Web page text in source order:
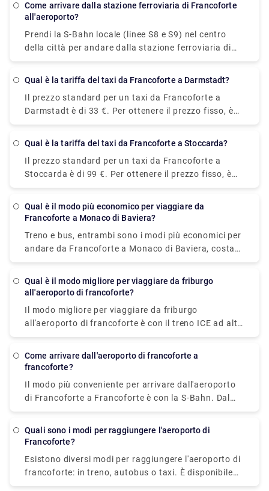
minuti.
Come arrivare dalla stazione ferroviaria di Francoforte
all'aeroporto?
Prendi la S-Bahn locale (linee S8 e S9) nel centro
della città per andare dalla stazione ferroviaria di
Francoforte all'aeroporto. Ci vorranno circa 12
Qual è la tariffa del taxi da Francoforte a Darmstadt?
Il prezzo standard per un taxi da Francoforte a
Darmstadt è di 33 €. Per ottenere il prezzo fisso, è
necessario inserire le informazioni esatte (numero di
da cui si prenota il taxi. Per prenotare un
trasferimento a prezzo fisso da Francoforte a
Darmstadt, visita il nostro sito Web, ovvero Rydeu.
Qual è la tariffa del taxi da Francoforte a Stoccarda?
Il prezzo standard per un taxi da Francoforte a
Stoccarda è di 99 €. Per ottenere il prezzo fisso, è
necessario inserire le informazioni esatte (numero di
da cui si prenota il taxi.
Qual è il modo più economico per viaggiare da
Francoforte a Monaco di Baviera?
Treno e bus, entrambi sono i modi più economici per
andare da Francoforte a Monaco di Baviera, costa
tra €17 - €26.
Qual è il modo migliore per viaggiare da friburgo
all'aeroporto di francoforte?
Il modo migliore per viaggiare da friburgo
all'aeroporto di francoforte è con il treno ICE ad alta
velocità dalla stazione a lunga percorrenza
€ 30.
Come arrivare dall'aeroporto di francoforte a
francoforte?
Il modo più conveniente per arrivare dall'aeroporto
di Francoforte a Francoforte è con la S-Bahn. Dal
Terminal 1 sotto Regionalbahnhof, partono le linee
stazioni dall'aeroporto di Francoforte sono Stadion
Niederrad. Frankfurt Hauptbahnhof è la terza
fermata dopo 12 minuti, dove puoi cambiare con la
Quali sono i modi per raggiungere l'aeroporto di
Francoforte?
Esistono diversi modi per raggiungere l'aeroporto di
francoforte: in treno, autobus o taxi. È disponibile
anche il noleggio di un'auto senza conducente.